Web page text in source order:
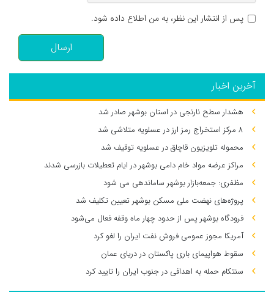
پس از انتشار این نظر، به من اطلاع داده شود.
ارسال
آخرین اخبار
هشدار سطح نارنجی در استان بوشهر صادر شد
۸ مرکز استخراج رمز ارز در عسلویه متلاشی شد
محموله تلویزیون قاچاق در عسلویه توقیف شد
مراکز عرضه مواد خام دامی بوشهر در ایام تعطیلات بازرسی شدند
مظفری: جمعه‌بازار بوشهر ساماندهی می‌ شود
پروژه‌های نهضت ملی مسکن بوشهر تعیین تکلیف شد
فرودگاه بوشهر پس از حدود چهار ماه وقفه فعال می‌شود
آمریکا مجوز عمومی فروش نفت ایران را لغو کرد
سقوط هواپیمای باری پاکستان در دریای عمان
سنتکام حمله به اهدافی در جنوب ایران را تایید کرد